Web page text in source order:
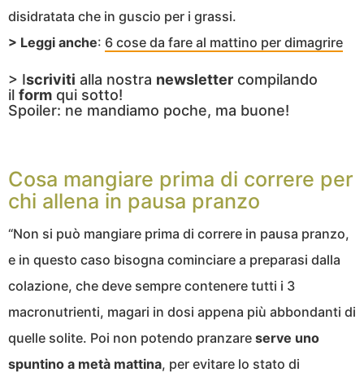
disidratata che in guscio per i grassi.
> Leggi anche: 6 cose da fare al mattino per dimagrire
> Iscriviti alla nostra newsletter compilando
il form qui sotto!
Spoiler: ne mandiamo poche, ma buone!
Cosa mangiare prima di correre per
chi allena in pausa pranzo
“Non si può mangiare prima di correre in pausa pranzo,
e in questo caso bisogna cominciare a preparasi dalla
colazione, che deve sempre contenere tutti i 3
macronutrienti, magari in dosi appena più abbondanti di
quelle solite. Poi non potendo pranzare serve uno
spuntino a metà mattina, per evitare lo stato di